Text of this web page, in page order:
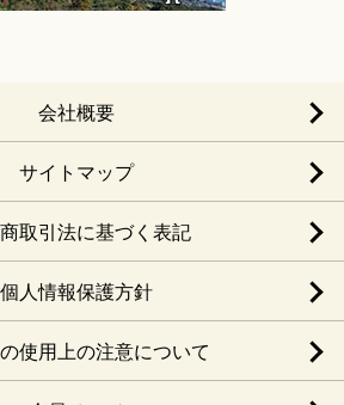
会社概要
サイトマップ
取引法に基づく表記
個人情報保護方針
使用上の注意について